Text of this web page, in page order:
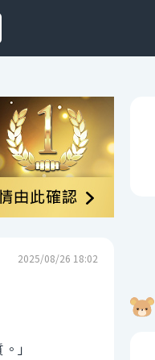
2025/08/26 18:02
」